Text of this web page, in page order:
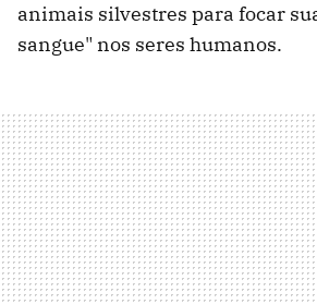
animais silvestres para focar
sangue" nos seres humanos.